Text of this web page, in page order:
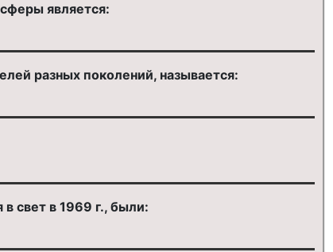
является:
разных поколений, называется:
свет в 1969 г., были: